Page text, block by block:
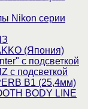
Nikon серии
(Япония)
с подсветкой
с подсветкой
B1 (25,4мм)
BODY LINE